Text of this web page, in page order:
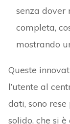
senza
completa,
mostrando
Queste
l’utente al
dati, sono
solido, che si